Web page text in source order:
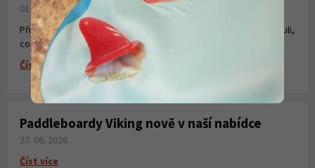
01. 08. 2026
Připravili jsme pro Vás krátké instruktážní video, kde jsme shrnuli,
co všechno potřebujete k laminování, vytvoření sklolaminátu.
Číst více
Paddleboardy Viking nově v naší nabídce
27. 06. 2026
Číst více